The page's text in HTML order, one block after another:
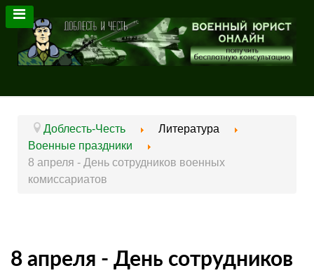
Доблесть-Честь
Литература
Военные праздники
8 апреля - День сотрудников военных
комиссариатов
8 апреля - День сотрудников